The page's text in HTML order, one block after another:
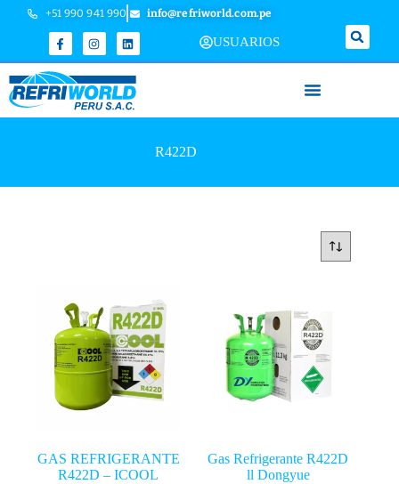
+51 990 941 990 info@refriworld.com.pe
USUARIOS
R422D
GAS REFRIGERANTE
R422D – ICOOL
Gas Refrigerante R422D
ll Dongyue